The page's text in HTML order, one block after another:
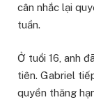
cân nhắc lại
tuần.
Ở tuổi 16, anh
tiên. Gabriel
quyền thăng